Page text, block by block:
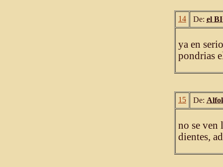
14 De: el
ya en
pondrias
15 De:
no se ven
dientes,